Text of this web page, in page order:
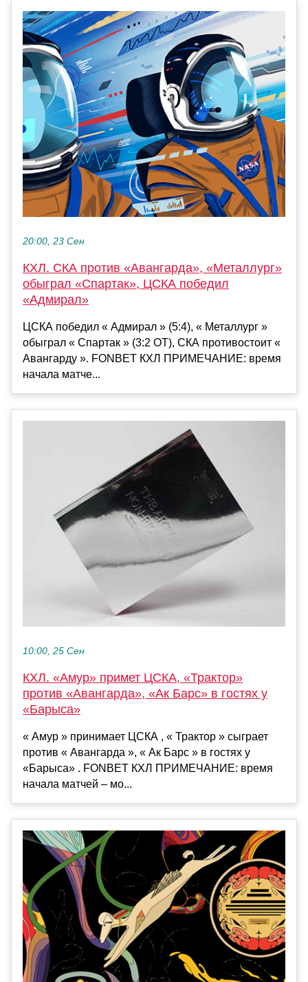
20:00, 23 Сен
КХЛ. СКА против «Авангарда», «Металлург»
обыграл «Спартак», ЦСКА победил
«Адмирал»
ЦСКА победил « Адмирал » (5:4), « Металлург »
обыграл « Спартак » (3:2 ОТ), СКА противостоит «
Авангарду ». FONBET КХЛ ПРИМЕЧАНИЕ: время
начала матче...
10:00, 25 Сен
КХЛ. «Амур» примет ЦСКА, «Трактор»
против «Авангарда», «Ак Барс» в гостях у
«Барыса»
« Амур » принимает ЦСКА , « Трактор » сыграет
против « Авангарда », « Ак Барс » в гостях у
«Барыса» . FONBET КХЛ ПРИМЕЧАНИЕ: время
начала матчей – мо...